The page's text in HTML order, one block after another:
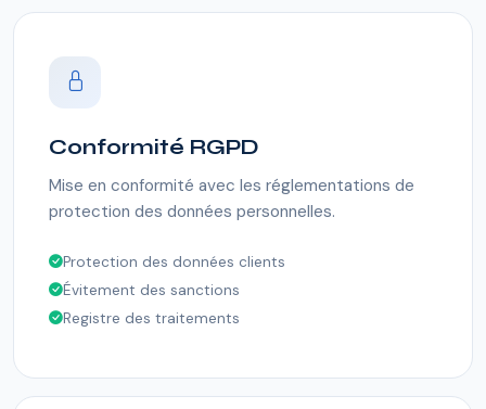
Conformité RGPD
Mise en conformité avec les réglementations de
protection des données personnelles.
Protection des données clients
Évitement des sanctions
Registre des traitements